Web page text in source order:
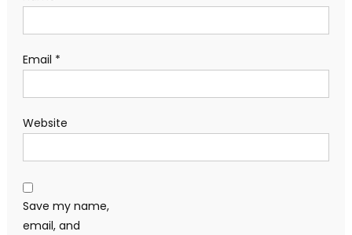
Email *
Website
Save my name,
email, and